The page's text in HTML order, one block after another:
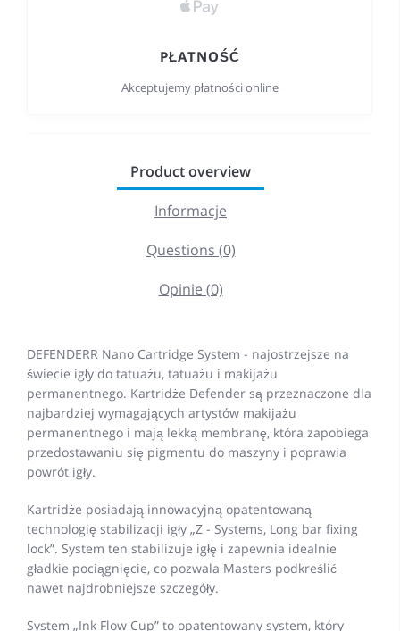
PŁATNOŚĆ
Akceptujemy płatności online
Product overview
Informacje
Questions (0)
Opinie (0)
DEFENDERR Nano Cartridge System - najostrzejsze na
świecie igły do tatuażu, tatuażu i makijażu
permanentnego. Kartridże Defender są przeznaczone dla
najbardziej wymagających artystów makijażu
permanentnego i mają lekką membranę, która zapobiega
przedostawaniu się pigmentu do maszyny i poprawia
powrót igły.
Kartridże posiadają innowacyjną opatentowaną
technologię stabilizacji igły „Z - Systems, Long bar fixing
lock”. System ten stabilizuje igłę i zapewnia idealnie
gładkie pociągnięcie, co pozwala Masters podkreślić
nawet najdrobniejsze szczegóły.
System „Ink Flow Cup” to opatentowany system, który